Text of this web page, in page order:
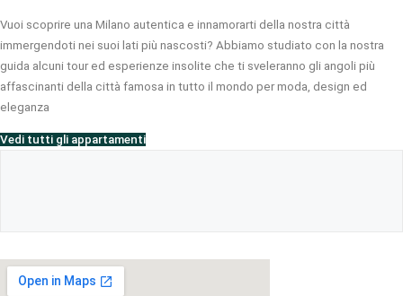
Vuoi scoprire una Milano autentica e innamorarti della nostra città
immergendoti nei suoi lati più nascosti? Abbiamo studiato con la nostra
guida alcuni tour ed esperienze insolite che ti sveleranno gli angoli più
affascinanti della città famosa in tutto il mondo per moda, design ed
eleganza
Vedi tutti gli appartamenti